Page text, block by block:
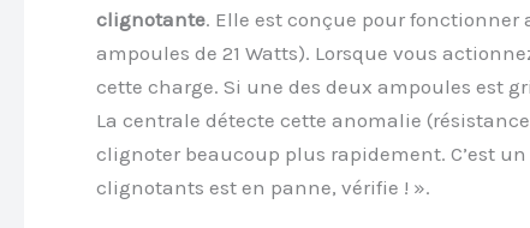
clignotante. Elle est conçue pour
ampoules de 21 Watts). Lorsque vous
cette charge. Si une des deux ampoules est
La centrale détecte cette anomalie
clignoter beaucoup plus rapidement. C’est
clignotants est en panne, vérifie ! ».